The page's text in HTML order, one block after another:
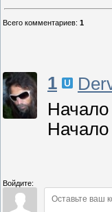
Всего комментариев: 1
1
Начало
Начало
Войдите: